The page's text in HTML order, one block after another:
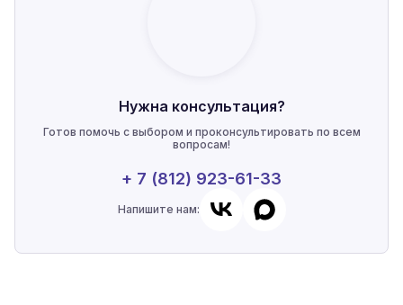
Нужна консультация?
Готов помочь с выбором и проконсультировать по всем
вопросам!
+ 7 (812) 923-61-33
Напишите нам: